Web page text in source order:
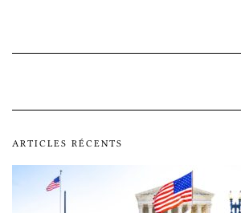
ARTICLES RÉCENTS